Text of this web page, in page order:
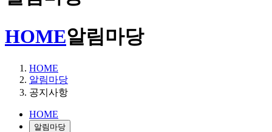
HOME알림마당
HOME
알림마당
공지사항
HOME
알림마당